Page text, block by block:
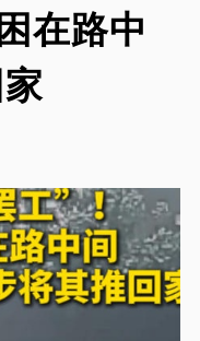
在路中